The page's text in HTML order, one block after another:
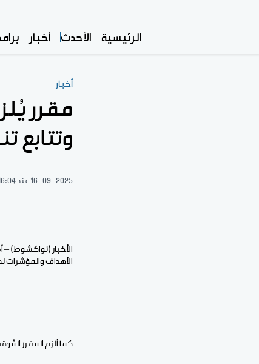
الرئيسية الأحدث أخبار
أخبار
مقرر
وتتابع
16-09-2025 عند 16:04
الأخبار (نواكشوط) –
الأهداف والمؤشرات
كما ألزم المقرر المُوقع في الـ8 من الشهر الحالي رفع تقارير الأداء السنوية